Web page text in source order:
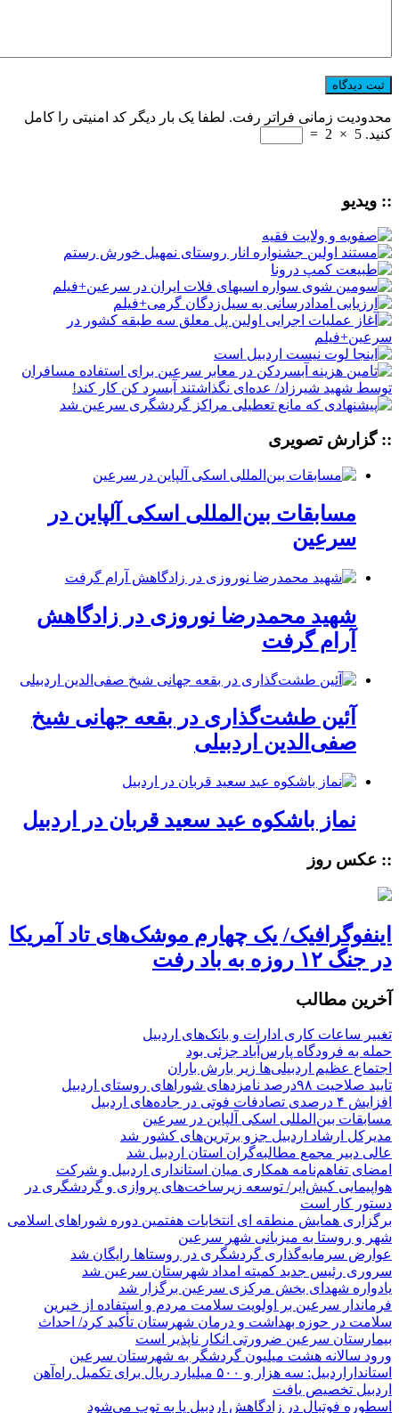
محدودیت زمانی فراتر رفت. لطفا یک بار دیگر کد امنیتی را کامل
کنید. 5
×
2
=
:: ویدیو
:: گزارش تصویری
مسابقات بین‌المللی اسکی آلپاین در
سرعین
شهید محمدرضا نوروزی در زادگاهش
آرام گرفت
آئین طشت‌گذاری در بقعه جهانی شیخ
صفی‌الدین اردبیلی
نماز باشکوه عید سعید قربان در اردبیل
:: عکس روز
اینفوگرافیک/ یک چهارم موشک‌های تاد آمریکا
در جنگ ۱۲ روزه به باد رفت
آخرین مطالب
تغییر ساعات کاری ادارات و بانک‌های اردبیل
حمله به فرودگاه پارس‌‌آباد جزئی بود
اجتماع عظیم اردبیلی‌ها زیر بارش باران
تایید صلاحیت ۹۸درصد نامزدهای شوراهای روستای اردبیل
افزایش ۴ درصدی تصادفات فوتی در جاده‌های اردبیل
مسابقات بین‌المللی اسکی آلپاین در سرعین
مدیرکل ارشاد اردبیل جزو برترین‌های کشور شد
عالی دبیر مجمع مطالبه‌گران استان اردبیل شد
امضای تفاهم‌نامه همکاری میان استانداری اردبیل و شرکت
هواپیمایی کیش‌ایر/ توسعه زیرساخت‌های پروازی و گردشگری در
دستور کار است
برگزاری همایش منطقه ای انتخابات هفتمین دوره شوراهای اسلامی
شهر و روستا به میزبانی شهر سرعین
عوارض سرمایه‌گذاری گردشگری در روستاها رایگان شد
سروری رئیس جدید کمیته امداد شهرستان سرعین شد
یادواره شهدای بخش مرکزی سرعین برگزار شد
فرماندار سرعین بر اولویت سلامت مردم و استفاده از خیرین
سلامت در حوزه بهداشت و درمان شهرستان تأکید کرد/ احداث
بیمارستان سرعین ضرورتی انکار ناپذیر است
ورود سالانه هشت میلیون گردشگر به شهرستان سرعین
استانداراردبیل: سه هزار و ۵۰۰ میلیارد ریال برای تکمیل راه‌آهن
اردبیل تخصیص یافت
اسطوره فوتبال در زادگاهش اردبیل پا به توپ می‌شود